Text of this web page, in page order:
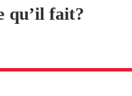
qu’il fait?